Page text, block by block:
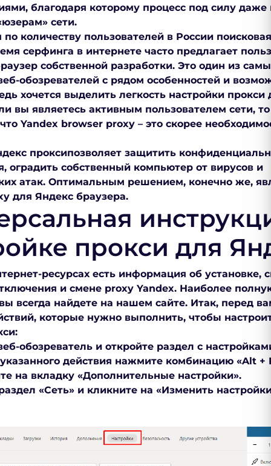
благодаря которому процесс под силу даже
сети.
количеству пользователей в России
серфинга в интернете часто предлагает
собственной разработки. Это один из
обозревателей с рядом особенностей и
хочется выделить легкость настройки прокси
вы являетесь активным пользователем сети,
Yandex browser proxy– это скорее
проксипозволяет защитить
оградить собственный компьютер от вирусов и
атак. Оптимальным решением, конечно же,
для Яндекс браузера.
прокси для
ресурсах есть информация об установке,
и смене proxy Yandex. Наиболее
всегда найдете на нашем сайте. Итак, перед
которые нужно выполнить, чтобы
обозреватель и откройте раздел с
действия нажмите комбинацию «Alt +
на вкладку «Дополнительные настройки».
«Сеть» и кликните на «Изменить